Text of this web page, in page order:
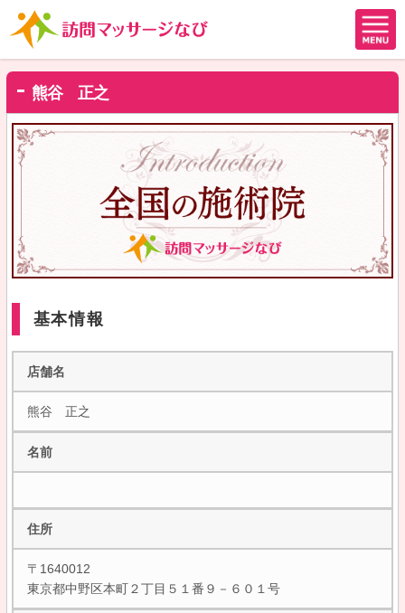
熊谷 正之
基本情報
店舗名
熊谷 正之
名前
住所
〒1640012
東京都中野区本町２丁目５１番９－６０１号